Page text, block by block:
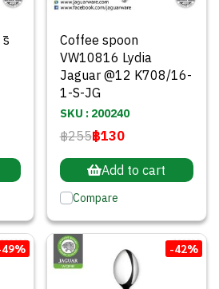
Coffee spoon
VW10816 Lydia
Jaguar @12 K708/16-
1-S-JG
SKU : 200240
฿255฿130
Add to cart
Compare
-42%